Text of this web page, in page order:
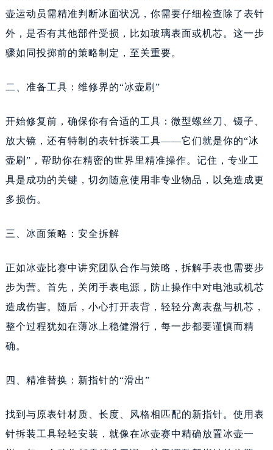
爱彼腕表遭遇表针折断？无需烦恼，专业解决方案在这里
壶运动员需精准判断冰面状况，你需要仔细检查除了表针
外，是否有其他部件受损，比如玻璃表面或机芯。这一步
骤如同投掷前的策略制定，至关重要。
二、准备工具：维修界的“冰壶刷”
开始修复前，确保你有合适的工具：微型螺丝刀、镊子、
放大镜，还有特制的表针拆装工具——它们就是你的“冰
壶刷”，帮助你在精密的世界里精准操作。记住，专业工
具是成功的关键，切勿随意使用非专业物品，以免造成更
多损伤。
三、冰面策略：安全拆解
正如冰壶比赛中讲究团队合作与策略，拆解手表也需要步
步为营。首先，关闭手表电源，防止操作中对电池或机芯
造成伤害。随后，小心打开表背，轻轻分离表盘与机芯，
整个过程犹如在薄冰上稳健滑行，每一步都要谨慎而精
确。
四、精准替换：新指针的“滑出”
找到与原表针材质、长度、风格相匹配的新指针。使用表
针拆装工具轻轻安装，就像在冰壶赛中精确放置冰壶一